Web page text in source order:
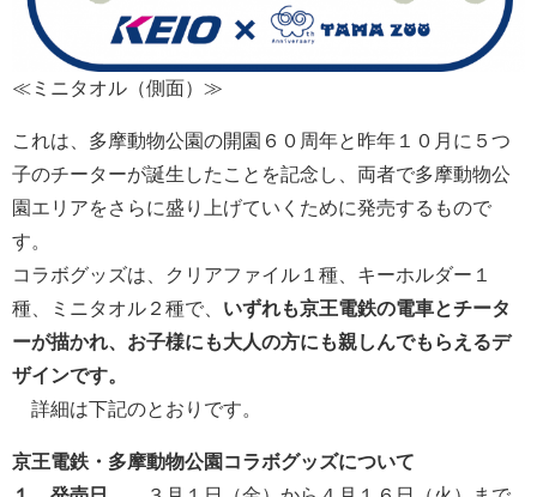
≪ミニタオル（側面）≫
これは、多摩動物公園の開園６０周年と昨年１０月に５つ
子のチーターが誕生したことを記念し、両者で多摩動物公
園エリアをさらに盛り上げていくために発売するもので
す。
コラボグッズは、クリアファイル１種、キーホルダー１
種、ミニタオル２種で、 いずれも京王電鉄の電車とチータ
ーが描かれ、お子様にも大人の方にも親しんでもらえるデ
ザインです。
詳細は下記のとおりです。
京王電鉄・多摩動物公園コラボグッズについて